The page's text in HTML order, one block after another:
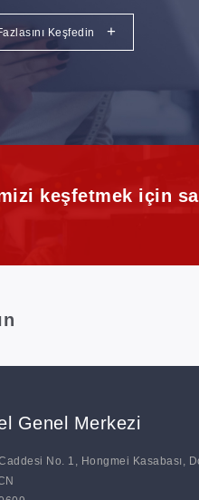
Keşfedin +
keşfetmek için
Genel Merkezi
No. 1, Hongmei Kasabası,